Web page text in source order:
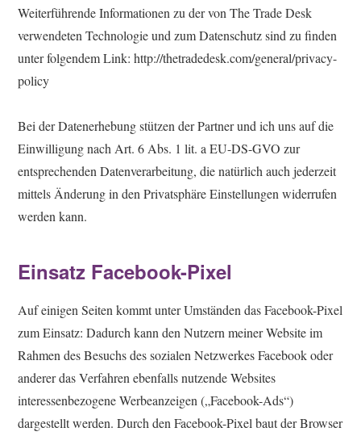
Weiterführende Informationen zu der von The Trade Desk
verwendeten Technologie und zum Datenschutz sind zu finden
unter folgendem Link: http://thetradedesk.com/general/privacy-
policy
Bei der Datenerhebung stützen der Partner und ich uns auf die
Einwilligung nach Art. 6 Abs. 1 lit. a EU-DS-GVO zur
entsprechenden Datenverarbeitung, die natürlich auch jederzeit
mittels Änderung in den Privatsphäre Einstellungen widerrufen
werden kann.
Einsatz Facebook-Pixel
Auf einigen Seiten kommt unter Umständen das Facebook-Pixel
zum Einsatz: Dadurch kann den Nutzern meiner Website im
Rahmen des Besuchs des sozialen Netzwerkes Facebook oder
anderer das Verfahren ebenfalls nutzende Websites
interessenbezogene Werbeanzeigen („Facebook-Ads“)
dargestellt werden. Durch den Facebook-Pixel baut der Browser